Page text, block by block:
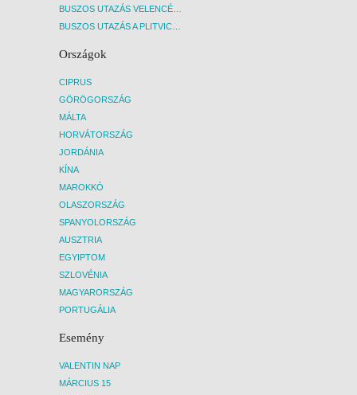
BUSZOS UTAZÁS VELENCÉBE - BUDAPEST, BUSZ
BUSZOS UTAZÁS A PLITVICEI-TAVAK NEMZETI PARKBA - BUDAPEST, BUSZ
Országok
CIPRUS
GÖRÖGORSZÁG
MÁLTA
HORVÁTORSZÁG
JORDÁNIA
KÍNA
MAROKKÓ
OLASZORSZÁG
SPANYOLORSZÁG
AUSZTRIA
EGYIPTOM
SZLOVÉNIA
MAGYARORSZÁG
PORTUGÁLIA
Esemény
VALENTIN NAP
MÁRCIUS 15